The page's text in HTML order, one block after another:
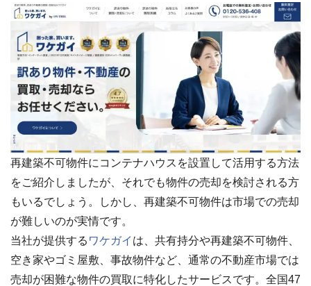
再建築不可物件にコンテナハウスを設置して活用する方法
をご紹介しましたが、それでも物件の売却を検討される方
もいるでしょう。しかし、再建築不可物件は市場での売却
が難しいのが実情です。
当社が提供する ワケガイ は、共有持分や再建築不可物件、
空き家やゴミ屋敷、事故物件など、通常の不動産市場では
売却が困難な物件の買取に特化したサービスです。全国47